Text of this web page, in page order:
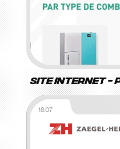
Site internet -